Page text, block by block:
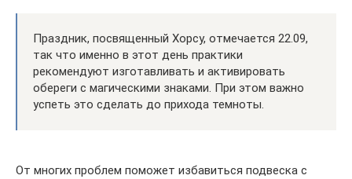
Праздник, посвященный Хорсу, отмечается 22.09,
так что именно в этот день практики
рекомендуют изготавливать и активировать
обереги с магическими знаками. При этом важно
успеть это сделать до прихода темноты.
От многих проблем поможет избавиться подвеска с